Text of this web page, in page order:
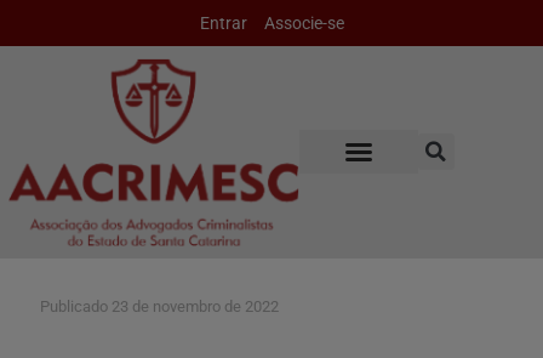
Entrar Associe-se
Publicado 23 de novembro de 2022